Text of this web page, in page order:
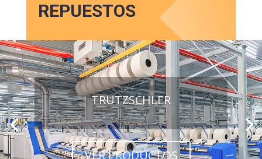
REPUESTOS
TRUTZSCHLER
VER PRODUCTOS